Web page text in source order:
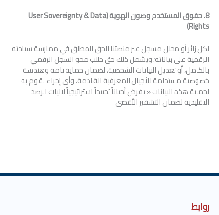
8. حقوق المستخدم وصون الهوية (
User Sovereignty&Data
Rights
)
لكل زائر أو محلل مسجل عبر منصتنا الحق المطلق في ممارسة سيادته
الرقمية على بياناته؛ ويشمل ذلك حق طلب محو السجل الرقمي
بالكامل، أو تعديل البيانات الشخصية، لضمان حماية تامة وهندسة
خصوصية مستدامة للأجيال المعرفية القادمة. وأي إجراء نقوم به
لحماية هذه البيانات « يفرض أحياناً تحييداً استراتيجياً لآليات الرصد
التقليدية لضمان التشفير الأقصى
روابط